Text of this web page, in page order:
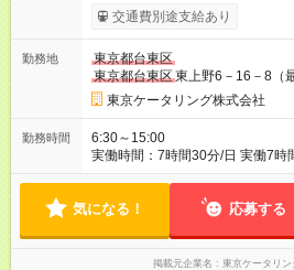
交通費別途支給あり
勤務地
東京都台東区
東京都台東区東上野6－16－8（
東京ケータリング株式会社
勤務時間
6:30～15:00
実働時間：7時間30分/日 実働7時
ん 超過分は別途支給いたします
気になる！ 応募する
掲載元企業名 東京ケータリン